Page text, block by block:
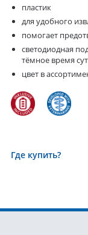
пластик
для удобного
помогает
светодиодная
тёмное время
цвет в
Где купить?